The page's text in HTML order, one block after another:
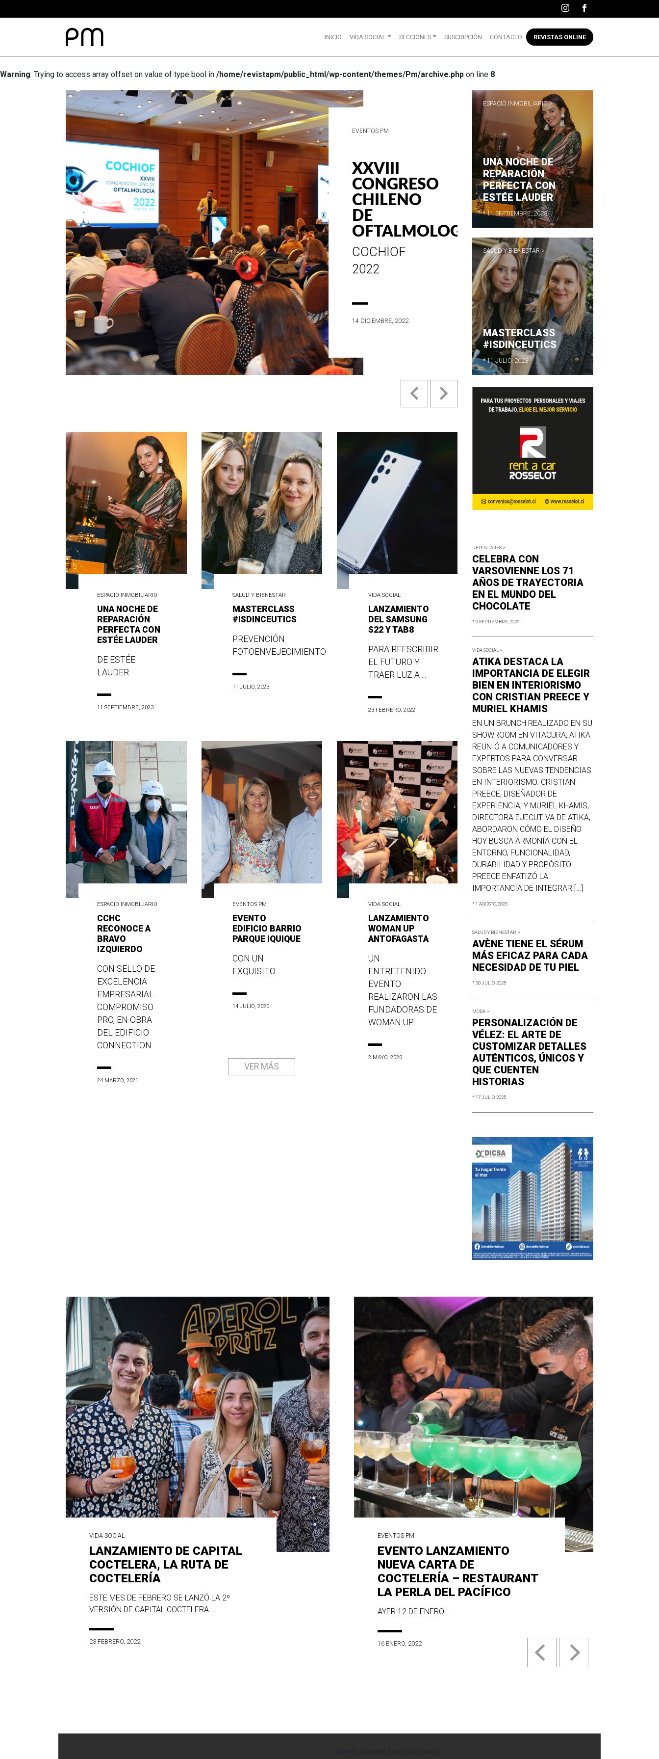
INICIO VIDA SOCIAL SECCIONES SUSCRIPCIÓN CONTACTO REVISTAS ONLINE
Warning: Trying to access array offset on value of type bool in /home/revistapm/public_html/wp-content/themes/Pm/archive.php on line 8
VIDA SOCIAL
WRANGLER
CELEBRA
SUS 75
AÑOS DE
ESTILO E
HISTORIA
EN SU MES DE
Previous Next
ESPACIO INMOBILIARIO
UNA NOCHE DE
REPARACIÓN
PERFECTA CON
ESTÉE LAUDER
DE ESTÉE
LAUDER
11 SEPTIEMBRE, 2023
SALUD Y BIENESTAR
MASTERCLASS
#ISDINCEUTICS
PREVENCIÓN
FOTOENVEJECIMIENTO
11 JULIO, 2023
VIDA SOCIAL
LANZAMIENTO
DEL SAMSUNG
S22 Y TAB8
PARA REESCRIBIR
EL FUTURO Y
TRAER LUZ A ...
23 FEBRERO, 2022
ESPACIO INMOBILIARIO
CCHC
RECONOCE A
BRAVO
IZQUIERDO
CON SELLO DE
EXCELENCIA
EMPRESARIAL
COMPROMISO
PRO, EN OBRA
DEL EDIFICIO
CONNECTION
24 MARZO, 2021
EVENTOS PM
EVENTO
EDIFICIO BARRIO
PARQUE IQUIQUE
CON UN
EXQUISITO ...
14 JULIO, 2020
VIDA SOCIAL
LANZAMIENTO
WOMAN UP
ANTOFAGASTA
UN
ENTRETENIDO
EVENTO
REALIZARON LAS
FUNDADORAS DE
WOMAN UP.
2 MAYO, 2020
VER MÁS
ESPACIO INMOBILIARIO >
UNA NOCHE DE
REPARACIÓN
PERFECTA CON
ESTÉE LAUDER
* 11 SEPTIEMBRE, 2023
SALUD Y BIENESTAR >
MASTERCLASS
#ISDINCEUTICS
* 11 JULIO, 2023
REPORTAJES >
CELEBRA CON
VARSOVIENNE LOS 71
AÑOS DE TRAYECTORIA
EN EL MUNDO DEL
CHOCOLATE
* 9 SEPTIEMBRE, 2025
VIDA SOCIAL >
ATIKA DESTACA LA
IMPORTANCIA DE ELEGIR
BIEN EN INTERIORISMO
CON CRISTIAN PREECE Y
MURIEL KHAMIS
EN UN BRUNCH REALIZADO EN SU
SHOWROOM EN VITACURA, ATIKA
REUNIÓ A COMUNICADORES Y
EXPERTOS PARA CONVERSAR
SOBRE LAS NUEVAS TENDENCIAS
EN INTERIORISMO. CRISTIAN
PREECE, DISEÑADOR DE
EXPERIENCIA, Y MURIEL KHAMIS,
DIRECTORA EJECUTIVA DE ATIKA,
ABORDARON CÓMO EL DISEÑO
HOY BUSCA ARMONÍA CON EL
ENTORNO, FUNCIONALIDAD,
DURABILIDAD Y PROPÓSITO.
PREECE ENFATIZÓ LA
IMPORTANCIA DE INTEGRAR […]
* 1 AGOSTO, 2025
SALUD Y BIENESTAR >
AVÈNE TIENE EL SÉRUM
MÁS EFICAZ PARA CADA
NECESIDAD DE TU PIEL
* 30 JULIO, 2025
MODA >
PERSONALIZACIÓN DE
VÉLEZ: EL ARTE DE
CUSTOMIZAR DETALLES
AUTÉNTICOS, ÚNICOS Y
QUE CUENTEN
HISTORIAS
* 17 JULIO, 2025
VIDA SOCIAL
LANZAMIENTO DE CAPITAL
COCTELERA, LA RUTA DE
COCTELERÍA
ESTE MES DE FEBRERO SE LANZÓ LA 2º
VERSIÓN DE CAPITAL COCTELERA...
23 FEBRERO, 2022
EVENTOS PM
EVENTO LANZAMIENTO
NUEVA CARTA DE
COCTELERÍA – RESTAURANT
LA PERLA DEL PACÍFICO
AYER 12 DE ENERO...
16 ENERO, 2022